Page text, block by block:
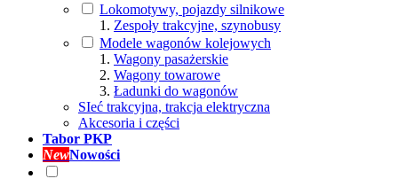
Lokomotywy, pojazdy silnikowe
Zespoły trakcyjne, szynobusy
Modele wagonów kolejowych
Wagony pasażerskie
Wagony towarowe
Ładunki do wagonów
SIeć trakcyjna, trakcja elektryczna
Akcesoria i części
Tabor PKP
NewNowości